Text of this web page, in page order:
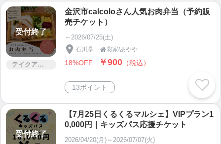
受付終了
テイクアウト
金沢市calcoloさん人気お肉弁当（予約販
売チケット）
～2026/07/25(土)
石川県 彩家/あやや
18%OFF ￥900 （税込）
13ポイント
受付終了
【7月25日くるくるマルシェ】VIPプラン1
0,000円｜キッズパス応援チケット
2026/04/20(月)～2026/07/07(火)